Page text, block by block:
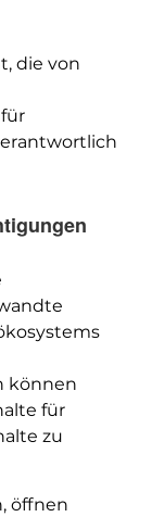
die von
können
für
zu
öffnen